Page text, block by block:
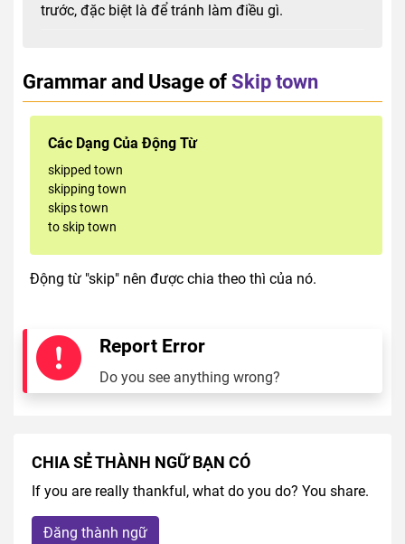
trước, đặc biệt là để tránh làm điều gì.
Grammar and Usage ofSkip town
Các Dạng Của Động Từ
skipped town
skipping town
skips town
to skip town
Động từ "skip" nên được chia theo thì của nó.
Report Error
Do you see anything wrong?
CHIA SẺ THÀNH NGỮ BẠN CÓ
If you are really thankful, what do you do? You share.
Đăng thành ngữ